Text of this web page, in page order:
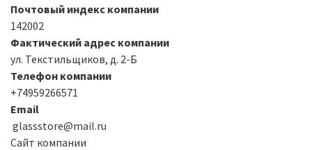
Почтовый индекс компании
142002
Фактический адрес компании
ул. Текстильщиков, д. 2-Б
Телефон компании
+74959266571
Email
glassstore@mail.ru
Сайт компании